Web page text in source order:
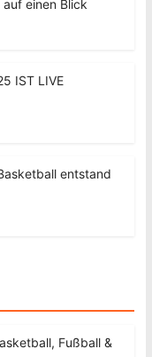
einen Blick
IST LIVE
entstand
Fußball &